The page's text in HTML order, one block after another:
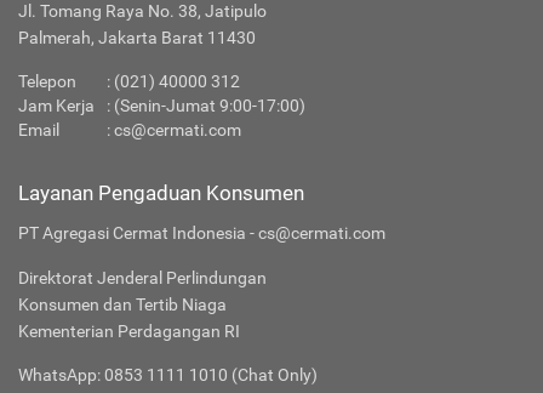
Jl. Tomang Raya No. 38, Jatipulo
Palmerah, Jakarta Barat 11430
Telepon : (021) 40000 312
Jam Kerja
: (Senin-Jumat 9:00-17:00)
Email
:cs@cermati.com
Layanan Pengaduan Konsumen
PT Agregasi Cermat Indonesia - cs@cermati.com
Direktorat Jenderal Perlindungan
Konsumen dan Tertib Niaga
Kementerian Perdagangan RI
WhatsApp: 0853 1111 1010 (Chat Only)